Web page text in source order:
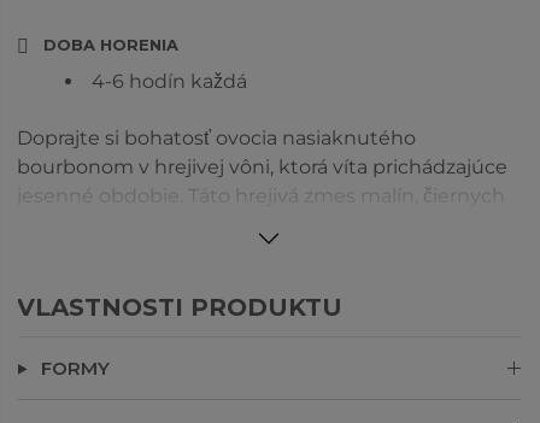
DOBA HORENIA
4-6 hodín každá
Doprajte si bohatosť ovocia nasiaknutého
bourbonom v hrejivej vôni, ktorá víta prichádzajúce
jesenné obdobie. Táto hrejivá zmes malín, čiernych
sú najkvalitnejšie, s voskom, ktorý sa úplne
VLASTNOSTI PRODUKTU
FORMY